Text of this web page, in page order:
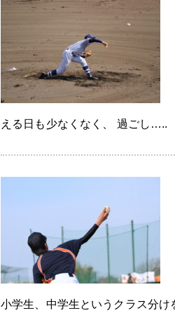
える日も少なくなく、 過ごし…..
小学生、中学生というクラス分